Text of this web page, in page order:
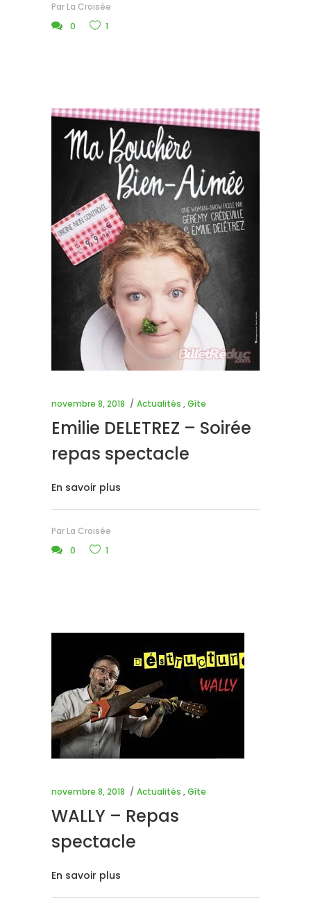
Par La Croisée
0
1
novembre 8, 2018 Actualités ,Gîte
Emilie DELETREZ – Soirée
repas spectacle
En savoir plus
Par La Croisée
0
1
novembre 8, 2018 Actualités ,Gîte
WALLY – Repas
spectacle
En savoir plus